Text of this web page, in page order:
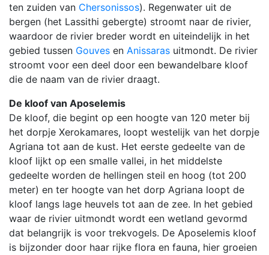
ten zuiden van Chersonissos). Regenwater uit de
bergen (het Lassithi gebergte) stroomt naar de rivier,
waardoor de rivier breder wordt en uiteindelijk in het
gebied tussen Gouves en Anissaras uitmondt. De rivier
stroomt voor een deel door een bewandelbare kloof
die de naam van de rivier draagt.
De kloof van Aposelemis
De kloof, die begint op een hoogte van 120 meter bij
het dorpje Xerokamares, loopt westelijk van het dorpje
Agriana tot aan de kust. Het eerste gedeelte van de
kloof lijkt op een smalle vallei, in het middelste
gedeelte worden de hellingen steil en hoog (tot 200
meter) en ter hoogte van het dorp Agriana loopt de
kloof langs lage heuvels tot aan de zee. In het gebied
waar de rivier uitmondt wordt een wetland gevormd
dat belangrijk is voor trekvogels. De Aposelemis kloof
is bijzonder door haar rijke flora en fauna, hier groeien